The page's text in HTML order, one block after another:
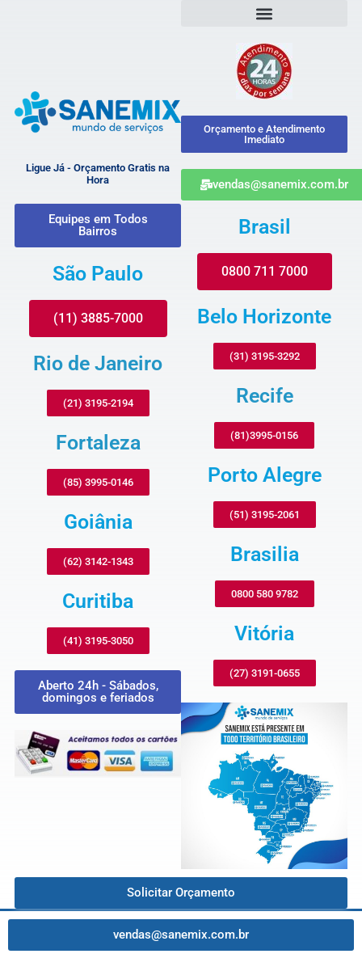
Ligue Já - Orçamento Gratis na
Hora
Equipes em Todos
Bairros
São Paulo
(11) 3885-7000
Rio de Janeiro
(21) 3195-2194
Fortaleza
(85) 3995-0146
Goiânia
(62) 3142-1343
Curitiba
(41) 3195-3050
Aberto 24h - Sábados,
domingos e feriados
Orçamento e Atendimento
Imediato
vendas@sanemix.com.br
Brasil
0800 711 7000
Belo Horizonte
(31) 3195-3292
Recife
(81)3995-0156
Porto Alegre
(51) 3195-2061
Brasilia
0800 580 9782
Vitória
(27) 3191-0655
Solicitar Orçamento
vendas@sanemix.com.br